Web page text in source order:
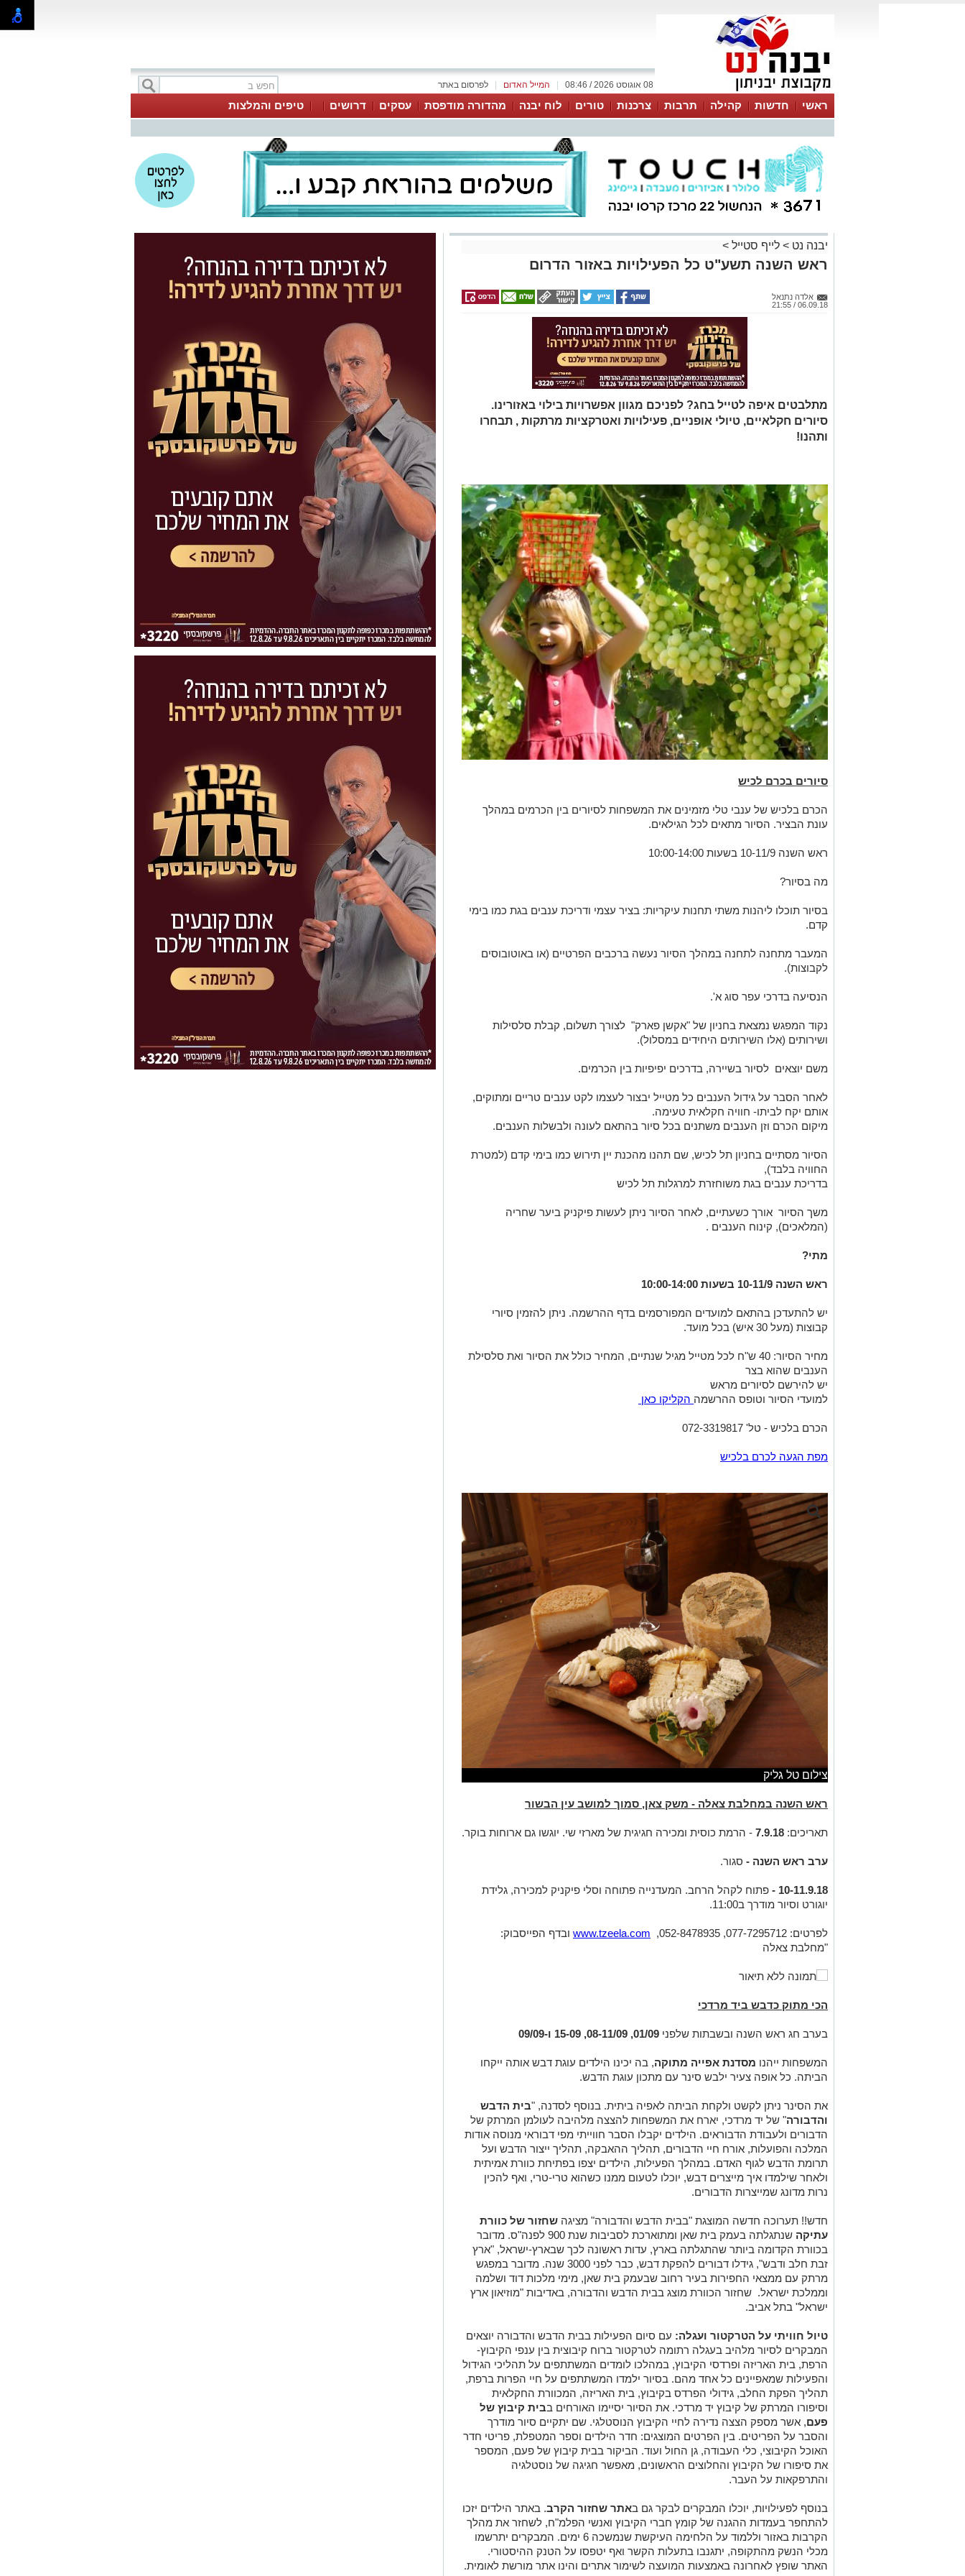
לפרסום באתר המייל האדום 08 אוגוסט 2026 / 08:46
ראשי חדשות קהילה תרבות צרכנות טורים לוח יבנה מהדורה מודפסת עסקים דרושים טיפים והמלצות
יבנה נט > לייף סטייל >
ראש השנה תשע"ט כל הפעילויות באזור הדרום
אלדה נתנאל
06.09.18 / 21:55
מתלבטים איפה לטייל בחג? לפניכם מגוון אפשרויות בילוי באזורינו.
סיורים חקלאיים, טיולי אופניים, פעילויות ואטרקציות מרתקות , תבחרו
ותהנו!
סיורים בכרם לכיש
הכרם בלכיש של ענבי טלי מזמינים את המשפחות לסיורים בין הכרמים במהלך
עונת הבציר. הסיור מתאים לכל הגילאים.
ראש השנה 10-11/9 בשעות 10:00-14:00
מה בסיור?
בסיור תוכלו ליהנות משתי תחנות עיקריות: בציר עצמי ודריכת ענבים בגת כמו בימי
קדם.
המעבר מתחנה לתחנה במהלך הסיור נעשה ברכבים הפרטיים (או באוטובוסים
לקבוצות).
הנסיעה בדרכי עפר סוג א'.
נקוד המפגש נמצאת בחניון של "אקשן פארק" לצורך תשלום, קבלת סלסילות
ושירותים (אלו השירותים היחידים במסלול).
משם יוצאים לסיור בשיירה, בדרכים יפיפיות בין הכרמים.
לאחר הסבר על גידול הענבים כל מטייל יבצור לעצמו לקט ענבים טריים ומתוקים,
אותם יקח לביתו- חוויה חקלאית טעימה.
מיקום הכרם וזן הענבים משתנים בכל סיור בהתאם לעונה ולבשלות הענבים.
הסיור מסתיים בחניון תל לכיש, שם תהנו מהכנת יין תירוש כמו בימי קדם (למטרת
החוויה בלבד),
בדריכת ענבים בגת משוחזרת למרגלות תל לכיש
משך הסיור אורך כשעתיים, לאחר הסיור ניתן לעשות פיקניק ביער שחריה
(המלאכים), קינוח הענבים .
מתי?
ראש השנה 10-11/9 בשעות 10:00-14:00
יש להתעדכן בהתאם למועדים המפורסמים בדף ההרשמה. ניתן להזמין סיורי
קבוצות (מעל 30 איש) בכל מועד.
מחיר הסיור: 40 ש"ח לכל מטייל מגיל שנתיים, המחיר כולל את הסיור ואת סלסילת
הענבים שהוא בצר
יש להירשם לסיורים מראש
למועדי הסיור וטופס ההרשמה הקליקו כאן
הכרם בלכיש - טל' 072-3319817
מפת הגעה לכרם בלכיש
צילום טל גליק
ראש השנה במחלבת צאלה - משק צאן, סמוך למושב עין הבשור
תאריכים: 7.9.18 - הרמת כוסית ומכירה חגיגית של מארזי שי. יוגשו גם ארוחות בוקר.
ערב ראש השנה - סגור.
10-11.9.18 -
פתוח לקהל הרחב. המעדנייה פתוחה וסלי פיקניק למכירה, גלידת
יוגורט וסיור מודרך ב11:00.
לפרטים: 077-7295712, 052-8478935 ,
www.tzeela.com ובדף הפייסבוק:
"מחלבת צאלה
הכי מתוק כדבש ביד מרדכי
בערב חג ראש השנה ובשבתות שלפני , 15-09 ו-09/09
המשפחות ייהנו מסדנת אפייה מתוקה, בה יכינו הילדים עוגת דבש אותה ייקחו
הביתה. כל אופה צעיר ילבש סינר עם מתכון עוגת הדבש.
את הסינר ניתן לקשט ולקחת הביתה לאפיה ביתית. בנוסף לסדנה, "בית הדבש
והדבורה" של יד מרדכי, יארח את המשפחות להצצה מלהיבה לעולמן המרתק של
הדבורים ולעבודת הדבוראים. הילדים יקבלו הסבר חווייתי מפי דבוראי מנוסה אודות
המלכה והפועלות, אורח חיי הדבורים, תהליך ההאבקה, תהליך ייצור הדבש ועל
תרומת הדבש לגוף האדם. במהלך הפעילות, הילדים יצפו בפתיחת כוורת אמיתית
ולאחר שילמדו איך מייצרים דבש, יוכלו לטעום ממנו כשהוא טרי-טרי, ואף להכין
נרות מדונג שמייצרות הדבורים.
חדש!! תערוכה חדשה המוצגת "בבית הדבש והדבורה" מציגה שחזור של כוורת
עתיקה
שנתגלתה בעמק בית שאן ומתוארכת לסביבות שנת 900 לפנה"ס. מדובר
בכוורת הקדומה ביותר שהתגלתה בארץ, עדות ראשונה לכך שבארץ-ישראל, "ארץ
זבת חלב ודבש", גידלו דבורים להפקת דבש, כבר לפני 3000 שנה. מדובר במפגש
מרתק עם ממצאי החפירות בעיר רחוב שבעמק בית שאן, מימי מלכות דוד ושלמה
וממלכת ישראל. שחזור הכוורת מוצג בבית הדבש והדבורה, באדיבות "מוזיאון ארץ
ישראל" בתל אביב.
טיול חוויתי על הטרקטור ועגלה: עם סיום הפעילות בבית הדבש והדבורה יוצאים
המבקרים לסיור מלהיב בעגלה רתומה לטרקטור ברוח קיבוצית בין ענפי הקיבוץ-
הרפת, בית האריזה ופרדסי הקיבוץ, במהלכו לומדים המשתתפים על תהליכי הגידול
והפעילות שמאפיינים כל אחד מהם. בסיור ילמדו המשתתפים על חיי הפרות ברפת,
תהליך הפקת החלב, גידולי הפרדס בקיבוץ, בית האריזה, המכוורת החקלאית
וסיפורו המרתק של קיבוץ יד מרדכי. את הסיור יסיימו האורחים בבית קיבוץ של
פעם, אשר מספק הצצה נדירה לחיי הקיבוץ הנוסטלגי. שם יתקיים סיור מודרך
והסבר על הפריטים. בין הפרטים המוצגים: חדר הילדים וספר המטפלת, פריטי חדר
האוכל הקיבוצי, כלי העבודה, גן החול ועוד. הביקור בבית קיבוץ של פעם, המספר
את סיפורו של הקיבוץ והחלוצים הראשונים, מאפשר חגיגה של נוסטלגיה
והתרפקאות על העבר.
בנוסף לפעילויות, יוכלו המבקרים לבקר גם באתר שחזור הקרב. באתר הילדים יזכו
להתחפר בעמדות ההגנה של קומץ חברי הקיבוץ ואנשי הפלמ"ח, לשחזר את מהלך
הקרבות באזור וללמוד על הלחימה העיקשת שנמשכה 6 ימים. המבקרים יתרשמו
מכלי הנשק מהתקופה, יתגנבו בתעלות הקשר ואף יטפסו על הטנק ההיסטורי.
האתר שופץ לאחרונה באמצעות המועצה לשימור אתרים והינו אתר מורשת לאומית.